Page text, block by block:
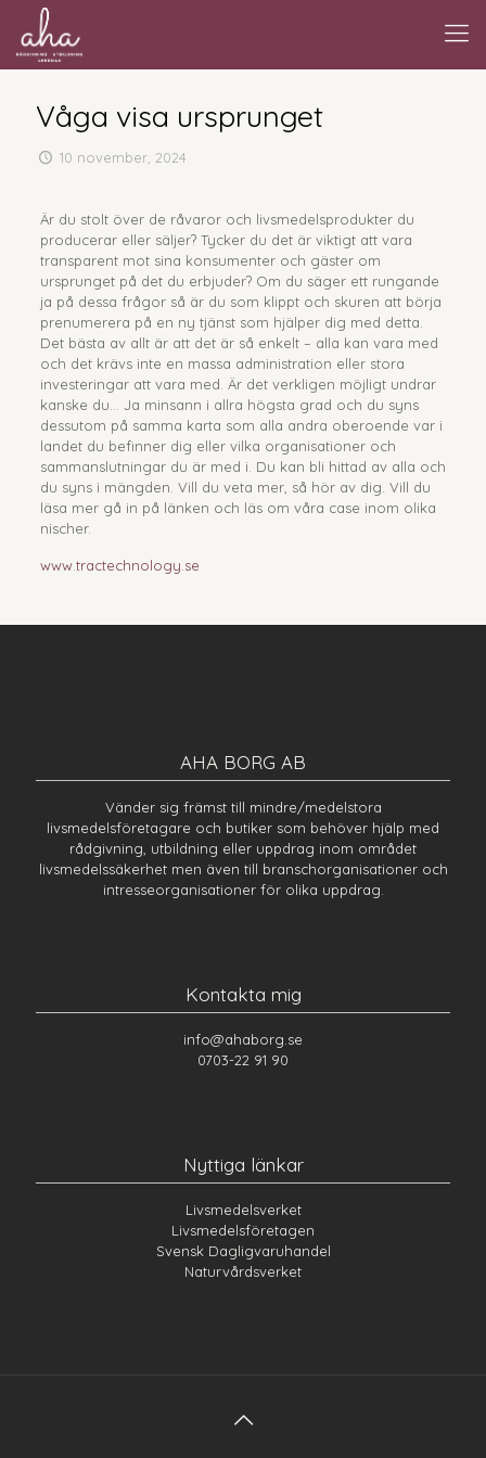
Våga visa ursprunget
10 november, 2024
Är du stolt över de råvaror och livsmedelsprodukter du
producerar eller säljer? Tycker du det är viktigt att vara
transparent mot sina konsumenter och gäster om
ursprunget på det du erbjuder? Om du säger ett rungande
ja på dessa frågor så är du som klippt och skuren att börja
prenumerera på en ny tjänst som hjälper dig med detta.
Det bästa av allt är att det är så enkelt – alla kan vara med
och det krävs inte en massa administration eller stora
investeringar att vara med. Är det verkligen möjligt undrar
kanske du… Ja minsann i allra högsta grad och du syns
dessutom på samma karta som alla andra oberoende var i
landet du befinner dig eller vilka organisationer och
sammanslutningar du är med i. Du kan bli hittad av alla och
du syns i mängden. Vill du veta mer, så hör av dig. Vill du
läsa mer gå in på länken och läs om våra case inom olika
nischer.
www.tractechnology.se
AHA BORG AB
Vänder sig främst till mindre/medelstora
livsmedelsföretagare och butiker som behöver hjälp med
rådgivning, utbildning eller uppdrag inom området
livsmedelssäkerhet men även till branschorganisationer och
intresseorganisationer för olika uppdrag.
Kontakta mig
info@ahaborg.se
0703-22 91 90
Nyttiga länkar
Livsmedelsverket
Livsmedelsföretagen
Svensk Dagligvaruhandel
Naturvårdsverket